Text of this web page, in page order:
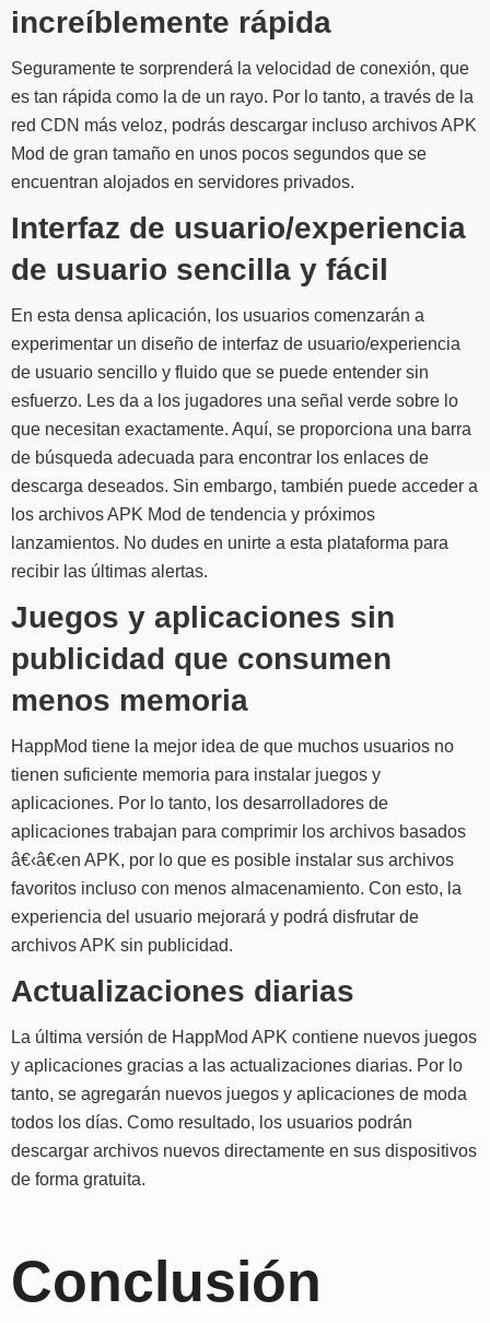
increíblemente rápida
Seguramente te sorprenderá la velocidad de conexión, que
es tan rápida como la de un rayo. Por lo tanto, a través de la
red CDN más veloz, podrás descargar incluso archivos APK
Mod de gran tamaño en unos pocos segundos que se
encuentran alojados en servidores privados.
Interfaz de usuario/experiencia
de usuario sencilla y fácil
En esta densa aplicación, los usuarios comenzarán a
experimentar un diseño de interfaz de usuario/experiencia
de usuario sencillo y fluido que se puede entender sin
esfuerzo. Les da a los jugadores una señal verde sobre lo
que necesitan exactamente. Aquí, se proporciona una barra
de búsqueda adecuada para encontrar los enlaces de
descarga deseados. Sin embargo, también puede acceder a
los archivos APK Mod de tendencia y próximos
lanzamientos. No dudes en unirte a esta plataforma para
recibir las últimas alertas.
Juegos y aplicaciones sin
publicidad que consumen
menos memoria
HappMod tiene la mejor idea de que muchos usuarios no
tienen suficiente memoria para instalar juegos y
aplicaciones. Por lo tanto, los desarrolladores de
aplicaciones trabajan para comprimir los archivos basados
â€‹â€‹en APK, por lo que es posible instalar sus archivos
favoritos incluso con menos almacenamiento. Con esto, la
experiencia del usuario mejorará y podrá disfrutar de
archivos APK sin publicidad.
Actualizaciones diarias
La última versión de HappMod APK contiene nuevos juegos
y aplicaciones gracias a las actualizaciones diarias. Por lo
tanto, se agregarán nuevos juegos y aplicaciones de moda
todos los días. Como resultado, los usuarios podrán
descargar archivos nuevos directamente en sus dispositivos
de forma gratuita.
Conclusión